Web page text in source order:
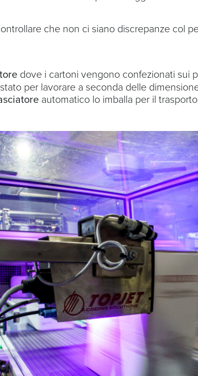
che non ci siano discrepanze col
dove i cartoni vengono confezionati sui
per lavorare a seconda delle
automatico lo imballa per il